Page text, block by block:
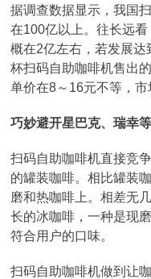
据调查数据显示，我国
在100亿以上。往长远
概在2亿左右，若发展
杯扫码自助咖啡机售出
单价在8～16元不等，市
巧妙避开星巴克、瑞幸
扫码自助咖啡机直接竞
的罐装咖啡。相比罐装
磨和热咖啡上。相差无
长的冰咖啡，一种是现
符合用户的口味。
扫码自助咖啡机做到让